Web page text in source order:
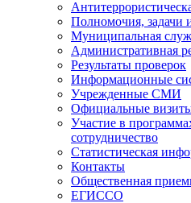
Полномочия, задачи
Муниципальная
Административная
Результаты проверок
Информационные
Учрежденные СМИ
Официальные
Участие в
сотрудничество
Статистическая
Контакты
Общественная
ЕГИССО